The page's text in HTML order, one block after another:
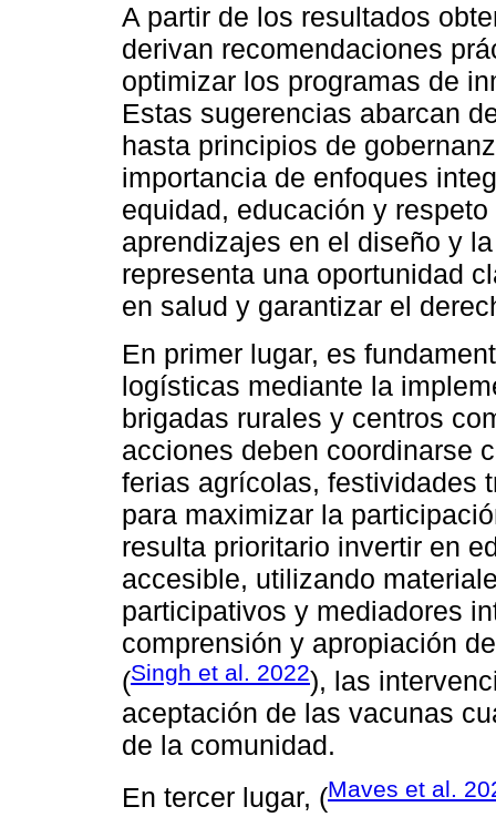
A partir de los resultados
derivan recomendaciones
optimizar los programas de
Estas sugerencias abarcan
hasta principios de
importancia de enfoques
equidad, educación y
aprendizajes en el diseño y
representa una oportunidad
en salud y garantizar el
En primer lugar, es
logísticas mediante la
brigadas rurales y centros
acciones deben coordinarse
ferias agrícolas, festividades
para maximizar la
resulta prioritario invertir en
accesible, utilizando
participativos y mediadores
comprensión y apropiación
(Singh et al. 2022), las
aceptación de las vacunas
de la comunidad.
En tercer lugar, (Maves et al.